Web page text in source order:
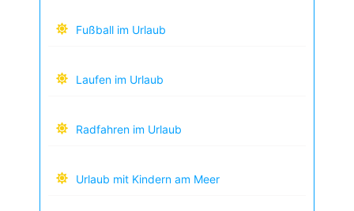
Fußball im Urlaub
Laufen im Urlaub
Radfahren im Urlaub
Urlaub mit Kindern am Meer